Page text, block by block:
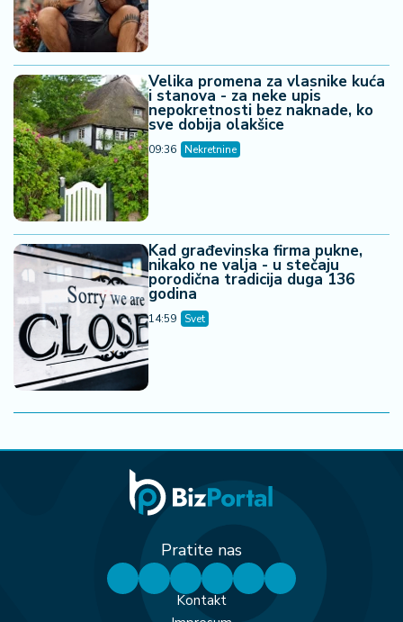
Velika promena za vlasnike kuća
i stanova - za neke upis
nepokretnosti bez naknade, ko
sve dobija olakšice
09:36 Nekretnine
Kad građevinska firma pukne,
nikako ne valja - u stečaju
porodična tradicija duga 136
godina
14:59 Svet
Kontakt
Pratite nas